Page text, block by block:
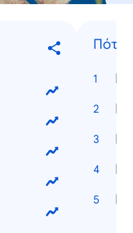
Πότε...